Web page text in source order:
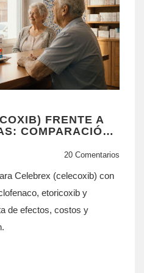
FRENTE A
COMPARACIÓN
20 Comentarios
Celebrex (celecoxib) con
etoricoxib y
de efectos, costos y